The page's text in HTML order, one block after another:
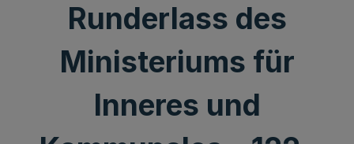
Runderlass des
Ministeriums für
Inneres und